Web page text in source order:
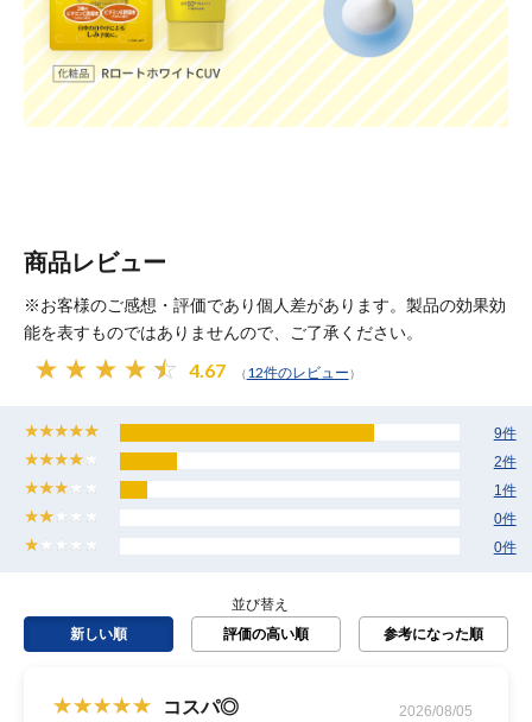
商品レビュー
※お客様のご感想・評価であり個人差があります。製品の効果効
能を表すものではありませんので、ご了承ください。
4.67 （12件のレビュー）
9件
2件
1件
0件
0件
並び替え
新しい順
評価の高い順 参考になった順
コスパ◎ 2026/08/05